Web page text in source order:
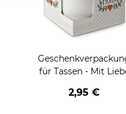
für Tassen - Mit
2,95 €